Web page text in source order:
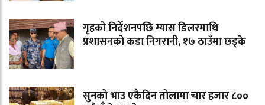
गृहको निर्देशनपछि ग्यास डिलरमाथि
प्रशासनको कडा निगरानी, १७ ठाउँमा छड्के
सुनको भाउ एकैदिन तोलामा चार हजार ८००